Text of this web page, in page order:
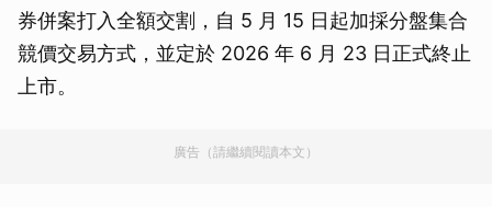
券併案打入全額交割，自 5 月 15 日起加採分盤集合
競價交易方式，並定於 2026 年 6 月 23 日正式終止
上市。
廣告（請繼續閱讀本文）